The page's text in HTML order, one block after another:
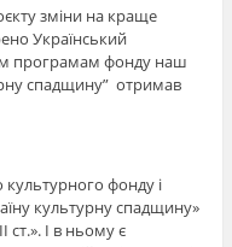
зміни на краще
Український
програмам фонду наш
спадщину” отримав
культурного фонду і
культурну спадщину»
ст.». І в ньому є